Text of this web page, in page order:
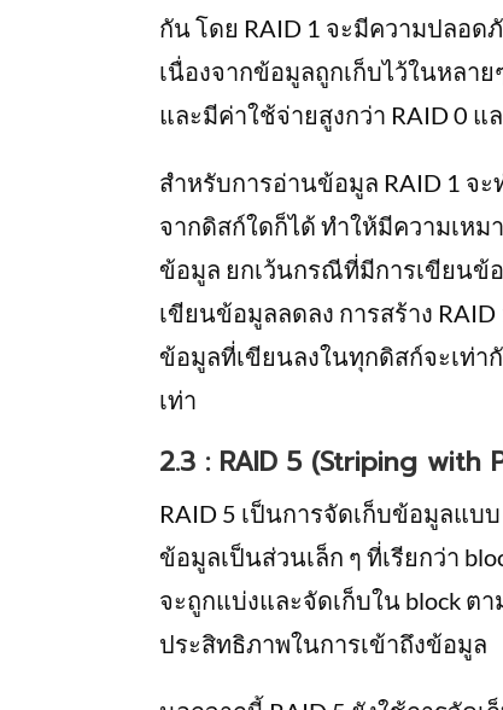
กัน โดย RAID 1 จะมีความปลอ
เนื่องจากข้อมูลถูกเก็บไว้ในหลา
และมีค่าใช้จ่ายสูงกว่า RAID 0 แ
สำหรับการอ่านข้อมูล RAID 1 จ
จากดิสก์ใดก็ได้ ทำให้มีความเห
ข้อมูล ยกเว้นกรณีที่มีการเขียนข้
เขียนข้อมูลลดลง การสร้าง
ข้อมูลที่เขียนลงในทุกดิสก์จะเท่
เท่า
2.3 : RAID 5 (Striping with
RAID 5 เป็นการจัดเก็บข้อมูลแบ
ข้อมูลเป็นส่วนเล็ก ๆ ที่เรียกว่า
จะถูกแบ่งและจัดเก็บใน block ต
ประสิทธิภาพในการเข้าถึงข้อมูล